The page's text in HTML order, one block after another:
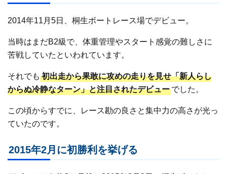
2014年11月5日、桐生ボートレース場でデビュー。
当時はまだB2級で、体重管理やスタート感覚の難しさに
苦戦していたといわれています。
それでも初出走から果敢に攻めの走りを見せ「新人らし
からぬ冷静なターン」と注目されたデビュー でした。
この頃からすでに、レース勘の良さと集中力の高さが光っ
ていたのです。
2015年2月に初勝利を挙げる